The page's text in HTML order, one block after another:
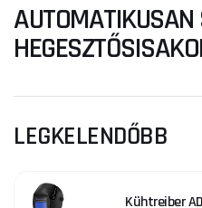
AUTOMATIKUSAN
LEGKELENDŐBB
Kühtreiber